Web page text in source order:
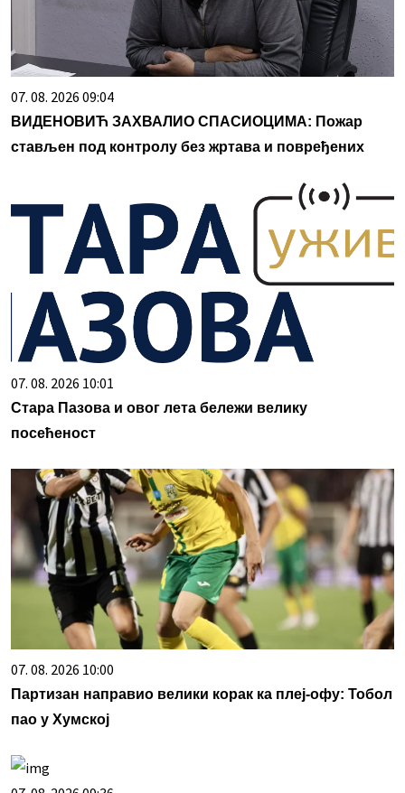
07. 08. 2026 09:04
ВИДЕНОВИЋ ЗАХВАЛИО СПАСИОЦИМА: Пожар
стављен под контролу без жртава и повређених
07. 08. 2026 10:01
Стара Пазова и овог лета бележи велику
посећеност
07. 08. 2026 10:00
Партизан направио велики корак ка плеј-офу: Тобол
пао у Хумској